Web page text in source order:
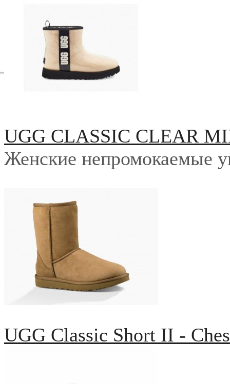
UGG CLASSIC CLEAR
Женские непромокаемые
UGG Classic Short II -